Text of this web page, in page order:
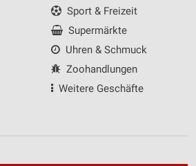
Sport & Freizeit
Supermärkte
Uhren & Schmuck
Zoohandlungen
Weitere Geschäfte